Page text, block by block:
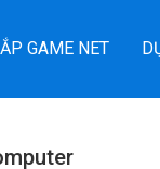
GAME NET